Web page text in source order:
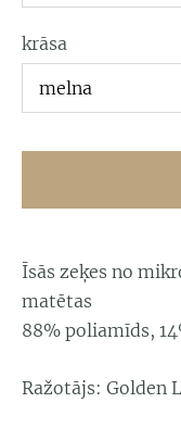
krāsa
Īsās zeķes no
matētas
88% poliamīds,
Ražotājs: Golden